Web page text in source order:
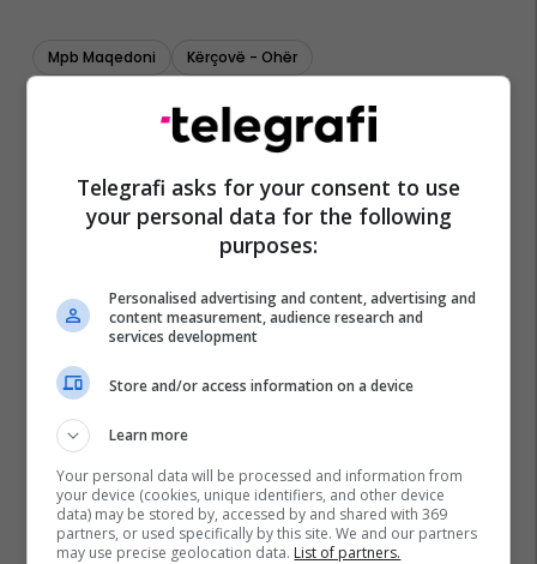
Mpb Maqedoni Kërçovë - Ohër
Telegrafi asks for your consent to use
your personal data for the following
purposes:
Personalised advertising and content, advertising and
content measurement, audience research and
services development
Store and/or access information on a device
Learn more
Your personal data will be processed and information from
your device (cookies, unique identifiers, and other device
data) may be stored by, accessed by and shared with 369
partners, or used specifically by this site. We and our partners
may use precise geolocation data. List of partners.